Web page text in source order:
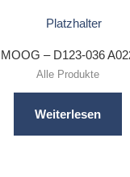
MOOG – D123-036
Alle Produkte
Weiterlesen